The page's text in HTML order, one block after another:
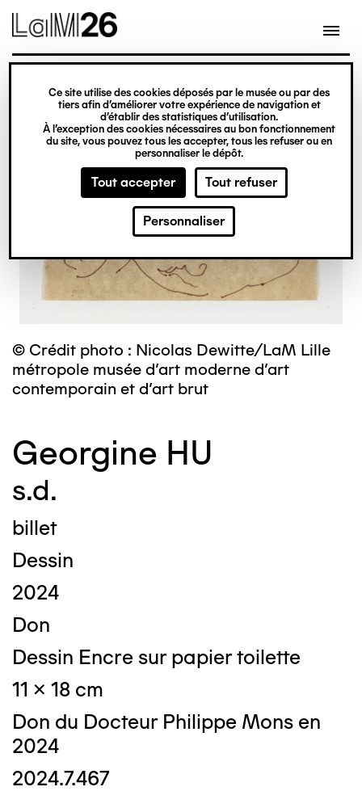
Gestion des cookies
Ce site utilise des cookies déposés par le musée ou par des
tiers afin d’améliorer votre expérience de navigation et
d’établir des statistiques d’utilisation.
À l’exception des cookies nécessaires au bon fonctionnement
du site, vous pouvez tous les accepter, tous les refuser ou en
personnaliser le dépôt.
Tout accepter Tout refuser
Personnaliser
contenu
© Crédit photo : Nicolas Dewitte/LaM Lille
métropole musée d’art moderne d’art
contemporain et d’art brut
Georgine HU
s.d.
billet
Dessin
2024
Don
Dessin Encre sur papier toilette
11 x 18 cm
Don du Docteur Philippe Mons en
2024
2024.7.467